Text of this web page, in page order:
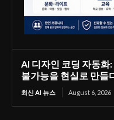
AI 디자인 코딩 자동
불가능을 현실로 만들
최신 AI 뉴스 August 6, 2026